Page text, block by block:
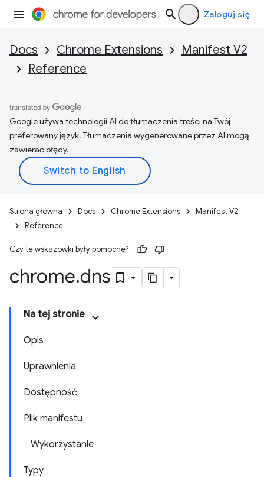
Zaloguj się
Docs Chrome Extensions
Manifest V2
Reference
Google używa technologii AI do tłumaczenia treści na Twój
preferowany język. Tłumaczenia wygenerowane przez AI mogą
zawierać błędy.
Strona główna Docs Chrome Extensions
Manifest V2
Reference
Czy te wskazówki były pomocne?
chrome.dns
Na tej stronie
Opis
Uprawnienia
Dostępność
Plik manifestu
Wykorzystanie
Typy